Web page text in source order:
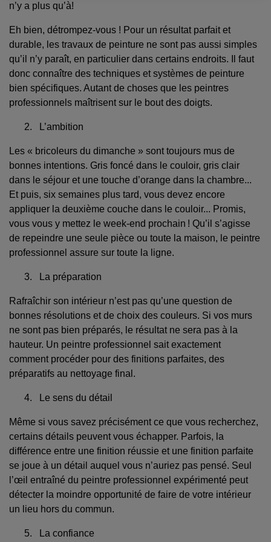
n’y a plus qu’à!
Eh bien, détrompez-vous ! Pour un résultat parfait et
durable, les travaux de peinture ne sont pas aussi simples
qu’il n’y paraît, en particulier dans certains endroits. Il faut
donc connaître des techniques et systèmes de peinture
bien spécifiques. Autant de choses que les peintres
professionnels maîtrisent sur le bout des doigts.
2. L’ambition
Les « bricoleurs du dimanche » sont toujours mus de
bonnes intentions. Gris foncé dans le couloir, gris clair
dans le séjour et une touche d’orange dans la chambre...
Et puis, six semaines plus tard, vous devez encore
appliquer la deuxième couche dans le couloir... Promis,
vous vous y mettez le week-end prochain ! Qu’il s’agisse
de repeindre une seule pièce ou toute la maison, le peintre
professionnel assure sur toute la ligne.
3. La préparation
Rafraîchir son intérieur n’est pas qu’une question de
bonnes résolutions et de choix des couleurs. Si vos murs
ne sont pas bien préparés, le résultat ne sera pas à la
hauteur. Un peintre professionnel sait exactement
comment procéder pour des finitions parfaites, des
préparatifs au nettoyage final.
4. Le sens du détail
Même si vous savez précisément ce que vous recherchez,
certains détails peuvent vous échapper. Parfois, la
différence entre une finition réussie et une finition parfaite
se joue à un détail auquel vous n’auriez pas pensé. Seul
l’œil entraîné du peintre professionnel expérimenté peut
détecter la moindre opportunité de faire de votre intérieur
un lieu hors du commun.
5. La confiance